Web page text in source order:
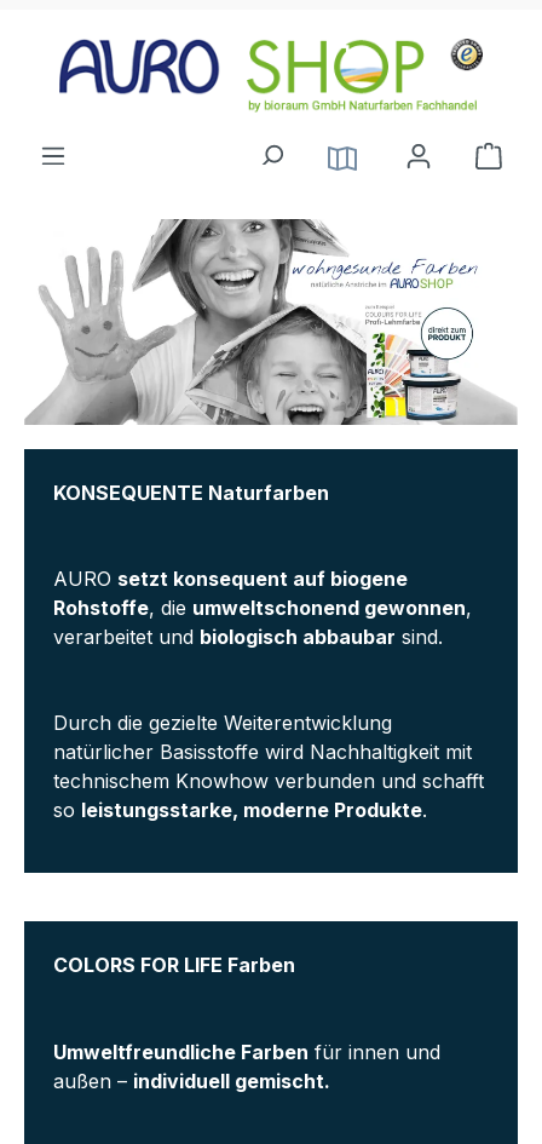
KONSEQUENTE Naturfarben
AURO setzt konsequent auf biogene
Rohstoffe, die umweltschonend gewonnen,
verarbeitet und biologisch abbaubar sind.
Durch die gezielte Weiterentwicklung
natürlicher Basisstoffe wird Nachhaltigkeit mit
technischem Knowhow verbunden und schafft
so leistungsstarke, moderne Produkte.
COLORS FOR LIFE Farben
Umweltfreundliche Farben für innen und
außen – individuell gemischt.